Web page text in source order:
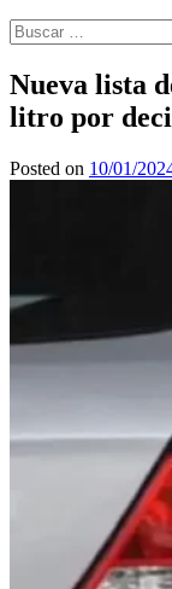
Buscar:
Nueva lista
litro por
Posted on 10/01/